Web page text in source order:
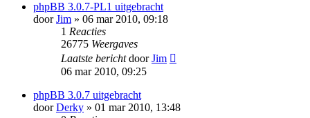
phpBB 3.0.7-PL1 uitgebracht
doorJim » 06 mar 2010, 09:18
1 Reacties
26775 Weergaves
Laatste berichtdoorJim
06 mar 2010, 09:25
phpBB 3.0.7 uitgebracht
doorDerky » 01 mar 2010, 13:48